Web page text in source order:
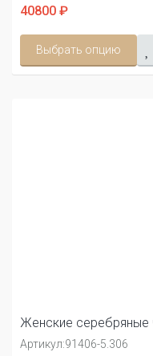
40800 ₽
Выбрать опцию
Женские серебряные
Артикул:91406-5.306